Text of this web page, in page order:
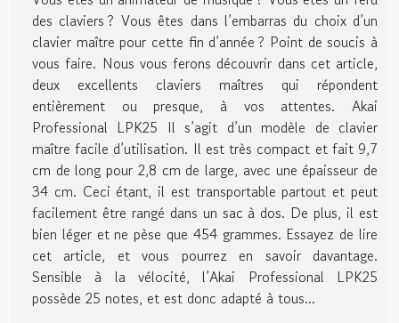
des claviers ? Vous êtes dans l’embarras du choix d’un
clavier maître pour cette fin d’année ? Point de soucis à
vous faire. Nous vous ferons découvrir dans cet article,
deux excellents claviers maîtres qui répondent
entièrement ou presque, à vos attentes. Akai
Professional LPK25 Il s’agit d’un modèle de clavier
maître facile d’utilisation. Il est très compact et fait 9,7
cm de long pour 2,8 cm de large, avec une épaisseur de
34 cm. Ceci étant, il est transportable partout et peut
facilement être rangé dans un sac à dos. De plus, il est
bien léger et ne pèse que 454 grammes. Essayez de lire
cet article, et vous pourrez en savoir davantage.
Sensible à la vélocité, l’Akai Professional LPK25
possède 25 notes, et est donc adapté à tous...